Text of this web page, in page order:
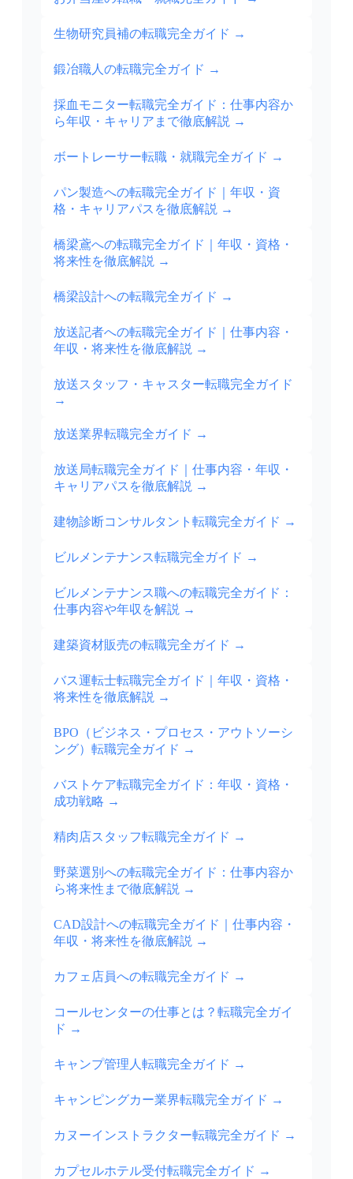
生物研究員補の転職完全ガイド →
鍛冶職人の転職完全ガイド →
採血モニター転職完全ガイド：仕事内容か
ら年収・キャリアまで徹底解説 →
ボートレーサー転職・就職完全ガイド →
パン製造への転職完全ガイド｜年収・資
格・キャリアパスを徹底解説 →
橋梁鳶への転職完全ガイド｜年収・資格・
将来性を徹底解説 →
橋梁設計への転職完全ガイド →
放送記者への転職完全ガイド｜仕事内容・
年収・将来性を徹底解説 →
放送スタッフ・キャスター転職完全ガイド
→
放送業界転職完全ガイド →
放送局転職完全ガイド｜仕事内容・年収・
キャリアパスを徹底解説 →
建物診断コンサルタント転職完全ガイド →
ビルメンテナンス転職完全ガイド →
ビルメンテナンス職への転職完全ガイド：
仕事内容や年収を解説 →
建築資材販売の転職完全ガイド →
バス運転士転職完全ガイド｜年収・資格・
将来性を徹底解説 →
BPO（ビジネス・プロセス・アウトソーシ
ング）転職完全ガイド →
バストケア転職完全ガイド：年収・資格・
成功戦略 →
精肉店スタッフ転職完全ガイド →
野菜選別への転職完全ガイド：仕事内容か
ら将来性まで徹底解説 →
CAD設計への転職完全ガイド｜仕事内容・
年収・将来性を徹底解説 →
カフェ店員への転職完全ガイド →
コールセンターの仕事とは？転職完全ガイ
ド →
キャンプ管理人転職完全ガイド →
キャンピングカー業界転職完全ガイド →
カヌーインストラクター転職完全ガイド →
カプセルホテル受付転職完全ガイド →